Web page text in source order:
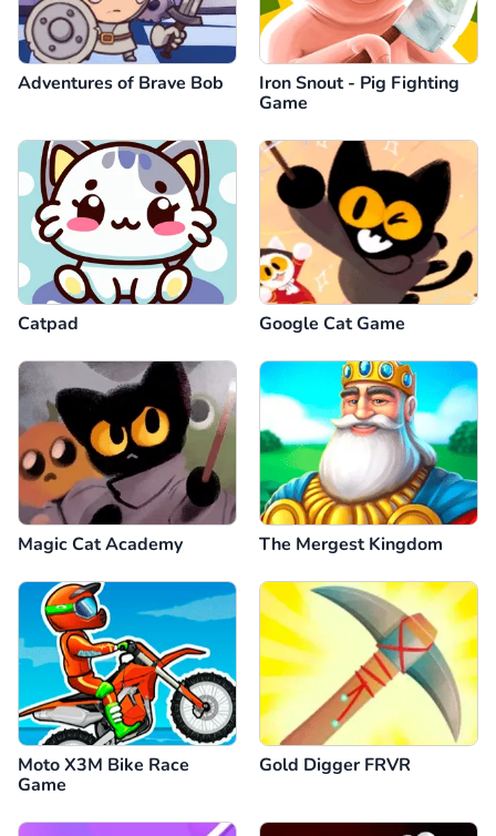
Adventures of Brave Bob
Iron Snout - Pig Fighting
Game
Catpad Google Cat Game
Magic Cat Academy The Mergest Kingdom
Moto X3M Bike Race
Game
Gold Digger FRVR